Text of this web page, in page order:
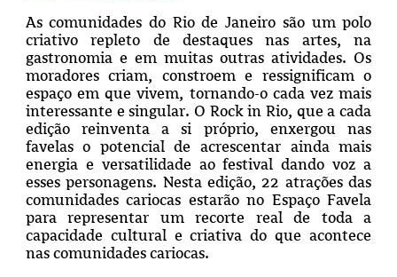
As comunidades do Rio de Janeiro são um polo
criativo repleto de destaques nas artes, na
gastronomia e em muitas outras atividades. Os
moradores criam, constroem e ressignificam o
espaço em que vivem, tornando-o cada vez mais
interessante e singular. O Rock in Rio, que a cada
edição reinventa a si próprio, enxergou nas
favelas o potencial de acrescentar ainda mais
energia e versatilidade ao festival dando voz a
esses personagens. Nesta edição, 22 atrações das
comunidades cariocas estarão no Espaço Favela
para representar um recorte real de toda a
capacidade cultural e criativa do que acontece
nas comunidades cariocas.